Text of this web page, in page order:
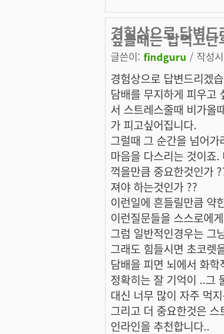
경험상으로 답변
싶을때는 밥먹고난
글쓴이: findguru / 작성
경험상으로 답변드리겠
담배를 무지하게 피우고
서 스트레스줄때 비가올
가 피고싶어집니다.
그럴때 그 순간을 넘어
마음을 다스리는 것이죠
꺽을만큼 중요한것인가
져야 하는것인가 ??
이런일에 흔들릴만큼 약
이런질문들을 스스로에
그럼 일반적인경우는 그
그래도 힘들시면 초코렛
담배을 피면 뇌에서 화
정확히는 잘 기억이 ..그
대신 너무 많이 자주 먹
그리고 더 중요한것은
인라인을 추천합니다..